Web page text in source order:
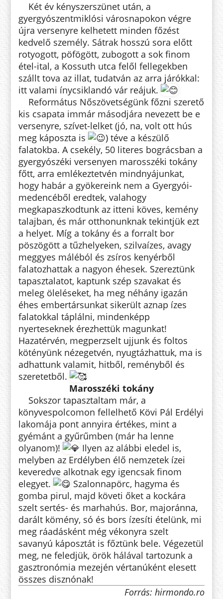
Két év kényszerszünet után, a
gyergyószentmiklósi városnapokon végre
újra versenyre kelhetett minden főzést
kedvelő személy. Sátrak hosszú sora előtt
rotyogott, pöfögött, zubogott a sok finom
étel-ital, a Kossuth utca felől fellegekben
szállt tova az illat, tudatván az arra járókkal:
itt valami ínycsiklandó vár reájuk.
Református Nőszövetségünk főzni szerető
kis csapata immár másodjára nevezett be e
versenyre, szívet-lelket (jó, na, volt ott hús
meg káposzta is
) téve a készülő
falatokba. A csekély, 50 literes bográcsban a
gyergyószéki versenyen marosszéki tokány
főtt, arra emlékeztetvén mindnyájunkat,
hogy habár a gyökereink nem a Gyergyói-
medencéből eredtek, valahogy
megkapaszkodtunk az itteni köves, kemény
talajban, és már otthonunknak tekintjük ezt
a helyet. Míg a tokány és a forralt bor
pöszögött a tűzhelyeken, szilvaízes, avagy
meggyes máléból és zsíros kenyérből
falatozhattak a nagyon éhesek. Szereztünk
tapasztalatot, kaptunk szép szavakat és
meleg öleléseket, ha meg néhány igazán
éhes embertársunkat sikerült aznap ízes
falatokkal táplálni, mindenképp
nyerteseknek érezhettük magunkat!
Hazatérvén, megperzselt ujjunk és foltos
kötényünk nézegetvén, nyugtázhattuk, ma is
adhattunk valamit, hitből, reményből és
szeretetből.
Marosszéki tokány
Sokszor tapasztaltam már, a
könyvespolcomon fellelhető Kövi Pál Erdélyi
lakomája pont annyira értékes, mint a
gyémánt a gyűrűmben (már ha lenne
olyanom)!
Ilyen az alábbi eledel is,
melyben az Erdélyben élő nemzetek ízei
keveredve alkotnak egy igencsak finom
elegyet.
Szalonnapörc, hagyma és
gomba pirul, majd követi őket a kockára
szelt sertés- és marhahús. Bor, majoránna,
darált kömény, só és bors ízesíti ételünk, mi
meg ráadásként még vékonyra szelt
savanyú káposztát is főztünk bele. Végezetül
meg, ne feledjük, örök hálával tartozunk a
gasztronómia mezején vértanúként elesett
összes disznónak!
Forrás: hirmondo.ro